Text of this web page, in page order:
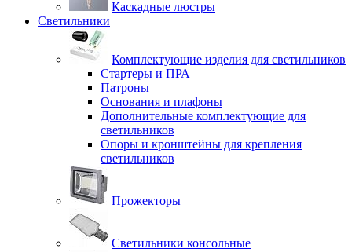
Каскадные люстры
Светильники
Комплектующие изделия для светильников
Стартеры и ПРА
Патроны
Основания и плафоны
Дополнительные комплектующие для
светильников
Опоры и кронштейны для крепления
светильников
Прожекторы
Светильники консольные